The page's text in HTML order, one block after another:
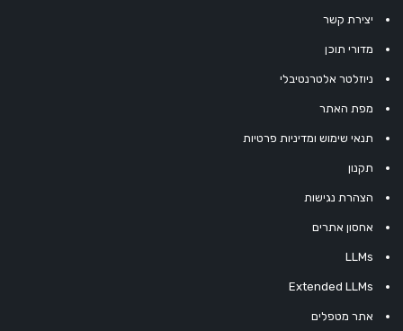
יצירת קשר
מדורי תוכן
ניוזלטר אלטרנטיבלי
מפת האתר
תנאי שימוש ומדיניות פרטיות
תקנון
הצהרת נגישות
אחסון אתרים
LLMs
Extended LLMs
אתר מטפלים